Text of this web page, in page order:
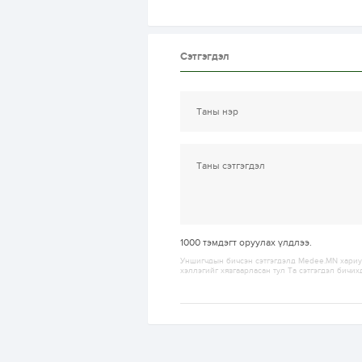
Сэтгэгдэл
1000 тэмдэгт оруулах үлдлээ.
Уншигчдын бичсэн сэтгэгдэлд Medee.MN
хэллэгийг хязгаарласан тул Та сэтгэгдэл